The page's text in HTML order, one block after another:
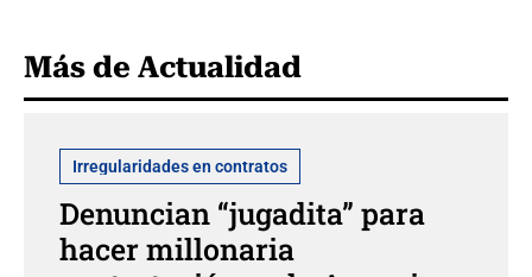
Más de Actualidad
Irregularidades en contratos
Denuncian “jugadita” para
hacer millonaria